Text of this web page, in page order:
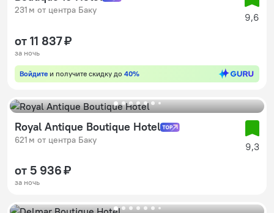
231 м от центра Баку
9,6
от 11 837 ₽
за ночь
Войдите и получите скидку до 40%
Royal Antique Boutique Hotel
621 м от центра Баку
9,3
от 5 936 ₽
за ночь